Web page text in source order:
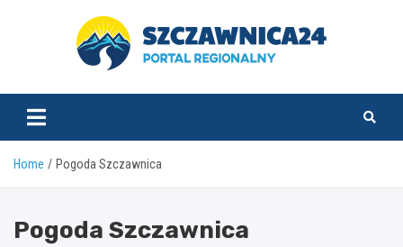
szczawnica24.pl
Home Pogoda Szczawnica
Pogoda Szczawnica